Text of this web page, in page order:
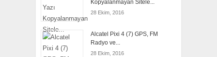
Kopyalanmayan Sitele...
28 Ekim, 2016
Alcatel Pixi 4 (7) GPS, FM
Radyo ve...
28 Ekim, 2016